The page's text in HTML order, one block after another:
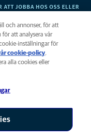
ATT JOBBA HOS OSS ELLER
© 2026
och annonser, för att
att analysera vår
inställningar för
cookie-policy(opens in a
new tab)
.
alla cookies eller